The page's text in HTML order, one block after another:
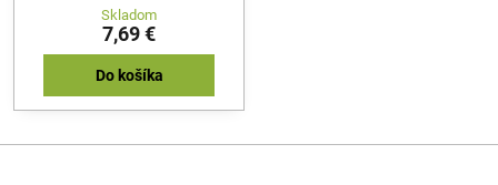
Skladom
7,69 €
Do košíka